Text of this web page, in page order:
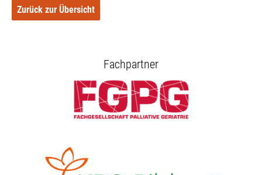
Thema Palliative Geriatrie wird ein Schwerpunkt
Im Zentrum unser Treffen werden nicht notwendige
Pflegebedarfe, sondern die individuellen Bedürfnisse
stehen. Wir möchten Palliative Pflege leben und den
Betroffenen so begleiten, dass er möglichst aktiv
Zurück zur Übersicht
Fachpartner